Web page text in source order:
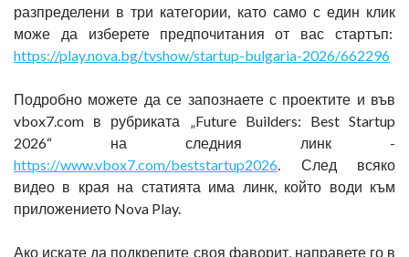
разпределени в три категории, като само с един клик
може да изберете предпочитания от вас стартъп:
https://play.nova.bg/tvshow/startup-bulgaria-2026/662296
Подробно можете да се запознаете с проектите и във
vbox7.com в рубриката „Future Builders: Best Startup
2026“ на следния линк -
https://www.vbox7.com/beststartup2026. След всяко
видео в края на статията има линк, който води към
приложението Nova Play.
Ако искате да подкрепите своя фаворит, направете го в